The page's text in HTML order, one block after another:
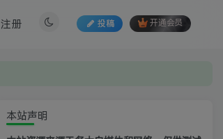
投稿 开通会员
注册
本站声明